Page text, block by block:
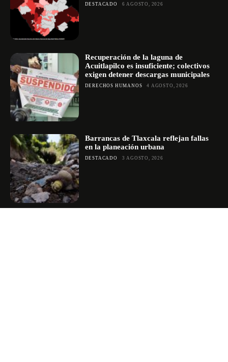
DESTACADO 6 AGOSTO, 2026
Recuperación de la laguna de
Acuitlapilco es insuficiente; colectivos
exigen detener descargas municipales
DERECHOS HUMANOS 4 AGOSTO, 2026
Barrancas de Tlaxcala reflejan fallas
en la planeación urbana
DESTACADO 3 AGOSTO, 2026